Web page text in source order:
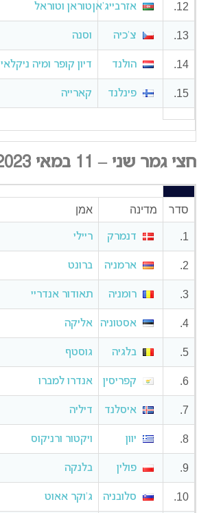
12. אזרבייג’אןטוראן וטוראל
13. צ’כיה וסנה
14. הולנד דיון קופר ומיה ניקלאי
15. פינלנד קארייה
חצי גמר שני – 11 במאי 2023
סדר מדינה אמן
1. דנמרק ריילי
2. ארמניה ברונט
3. רומניה תאודור אנדריי
4. אסטוניה אליקה
5. בלגיה גוסטף
6. קפריסין אנדרו למברו
7. איסלנד דיליה
8. יוון ויקטור ורניקוס
9. פולין בלנקה
10. סלובניה ג’וקר אאוט